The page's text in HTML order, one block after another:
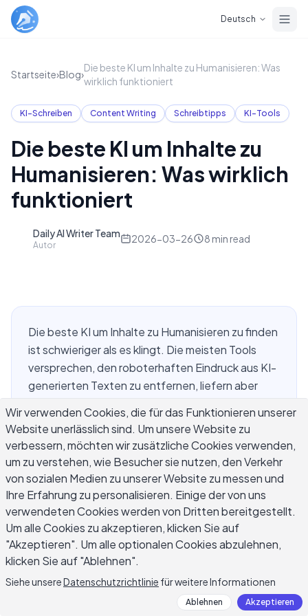
Deutsch
Startseite›Blog›
Die beste KI um Inhalte zu Humanisieren: Was
wirklich funktioniert
KI-Schreiben Content Writing Schreibtipps KI-Tools
Die beste KI um Inhalte zu
Humanisieren: Was wirklich
funktioniert
Daily AI Writer Team
Autor
2026-03-26 8 min read
Die beste KI um Inhalte zu Humanisieren zu finden
ist schwieriger als es klingt. Die meisten Tools
versprechen, den roboterhaften Eindruck aus KI-
generierten Texten zu entfernen, liefern aber
ursprünglichen Entwurf wirkt. Das eigentliche Ziel
ist nicht, einen Detektor zu täuschen – sondern
wie jemand zu schreiben, der etwas Spezifisches
zu sagen hat. Diese Anleitung zeigt, was
Humanisierung wirklich erfordert, was Werkzeuge
trennt, die funktionieren, von denen, die Ihre Zeit
verschwenden, und wie Sie Ihren Content
authentisch menschlich wirken lassen, ohne ihn
komplett neu zu schreiben.
Wir verwenden Cookies, die für das Funktionieren unserer
Website unerlässlich sind. Um unsere Website zu
verbessern, möchten wir zusätzliche Cookies verwenden,
um zu verstehen, wie Besucher sie nutzen, den Verkehr
von sozialen Medien zu unserer Website zu messen und
Ihre Erfahrung zu personalisieren. Einige der von uns
verwendeten Cookies werden von Dritten bereitgestellt.
Um alle Cookies zu akzeptieren, klicken Sie auf
"Akzeptieren". Um alle optionalen Cookies abzulehnen,
klicken Sie auf "Ablehnen".
Siehe unsereDatenschutzrichtlinie für weitere Informationen
Ablehnen Akzeptieren